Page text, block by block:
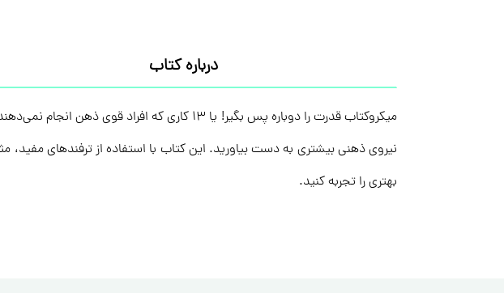
درباره کتاب
میکروکتاب قدرت را دوباره پس بگیر! یا ۱۳ کاری
نیروی ذهنی بیشتری به دست بیاورید. این کتاب با استفاده از ترفندهای
بهتری را تجربه کنید.